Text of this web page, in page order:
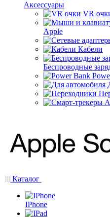
Аксессуары
VR
Apple
Кабели
Беспроводные
Каталог
IPhone